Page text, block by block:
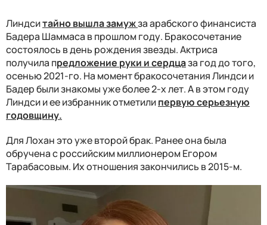
Линдситайно вышла замужза арабского финансиста
Бадера Шаммаса в прошлом году. Бракосочетание
состоялось в день рождения звезды. Актриса
получила предложение руки и сердцаза год до того,
осенью 2021-го. На момент бракосочетания Линдси и
Бадер были знакомы уже более 2-х лет. А в этом году
Линдси и ее избранник отметилипервую серьезную
годовщину.
Для Лохан это уже второй брак. Ранее она была
обручена с российским миллионером Егором
Тарабасовым. Их отношения закончились в 2015-м.